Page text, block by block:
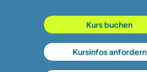
Kurs buchen
Kursinfos anfordern